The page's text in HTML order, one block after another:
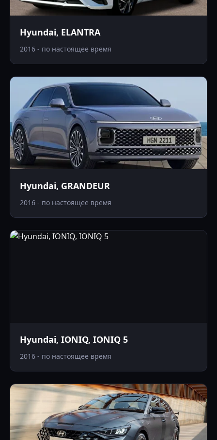
Hyundai, ELANTRA
2016 - по настоящее время
Hyundai, GRANDEUR
2016 - по настоящее время
Hyundai, IONIQ, IONIQ 5
2016 - по настоящее время